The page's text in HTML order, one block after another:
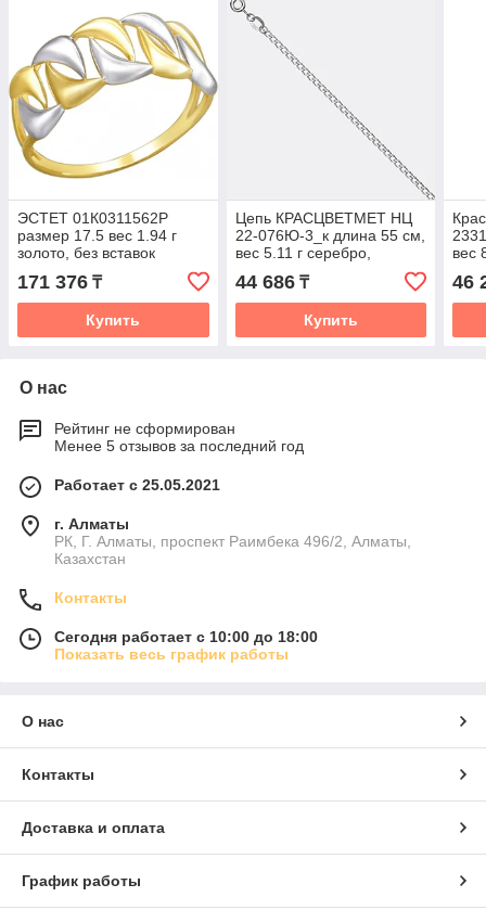
ЭСТЕТ 01К0311562Р
размер 17.5 вес 1.94 г
золото, без вставок
171 376 ₸
Купить
Цепь КРАСЦВЕТМЕТ НЦ
22-076Ю-3_к длина 55 см,
вес 5.11 г серебро,
плетение двойной ромб
44 686₸
Купить
вес
46
О нас
Рейтинг не сформирован
Менее 5 отзывов за последний год
Работает с 25.05.2021
г. Алматы
РК, Г. Алматы, проспект Раимбека 496/2, Алматы,
Казахстан
Контакты
Сегодня работает с 10:00 до 18:00
Показать весь график работы
О нас
Контакты
Доставка и оплата
График работы